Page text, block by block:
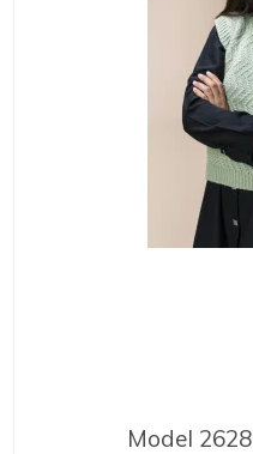
Model